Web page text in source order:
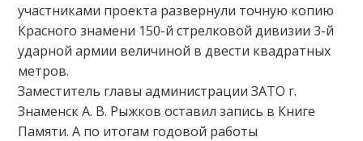
участниками проекта развернули точную копию
Красного знамени 150-й стрелковой дивизии 3-й
ударной армии величиной в двести квадратных
метров.
Заместитель главы администрации ЗАТО г.
Знаменск А. В. Рыжков оставил запись в Книге
Памяти. А по итогам годовой работы